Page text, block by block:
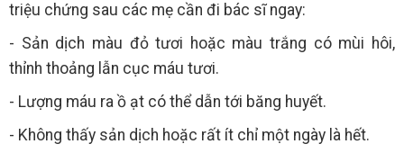
triệu chứng sau các mẹ cần đi bác sĩ ngay:
- Sản dịch màu đỏ tươi hoặc màu trắng có mùi hôi,
thỉnh thoảng lẫn cục máu tươi.
- Lượng máu ra ồ ạt có thể dẫn tới băng huyết.
- Không thấy sản dịch hoặc rất ít chỉ một ngày là hết.